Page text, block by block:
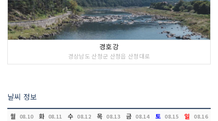
경호강
경상남도 산청군 산청읍 산청대로
날씨 정보
월 08.10 화 08.11 수 08.12 목 08.13 금 08.14 토 08.15 일 08.16